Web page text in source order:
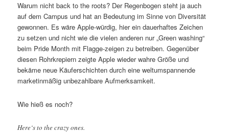
Warum nicht back to the roots? Der Regenbogen steht ja auch
auf dem Campus und hat an Bedeutung im Sinne von Diversität
gewonnen. Es wäre Apple-würdig, hier ein dauerhaftes Zeichen
zu setzen und nicht wie die vielen anderen nur „Green washing“
beim Pride Month mit Flagge-zeigen zu betreiben. Gegenüber
diesen Rohrkrepiern zeigte Apple wieder wahre Größe und
bekäme neue Käuferschichten durch eine weltumspannende
marketinmäßig unbezahlbare Aufmerksamkeit.
Wie hieß es noch?
Here‘s to the crazy ones.